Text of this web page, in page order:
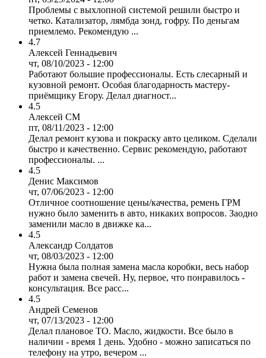
Проблемы с выхлопной системой решили быстро и
четко. Катализатор, лямбда зонд, гофру. По деньгам
приемлемо. Рекомендую ...
4.7
Алексей Геннадьевич
чт, 08/10/2023 - 12:00
Работают большие профессионалы. Есть слесарный и
кузовной ремонт. Особая благодарность мастеру-
приёмщику Егору. Делал диагност...
4.5
Алексей СМ
пт, 08/11/2023 - 12:00
Делал ремонт кузова и покраску авто целиком. Сделали
быстро и качественно. Сервис рекомендую, работают
профессионалы. ...
4.5
Денис Максимов
чт, 07/06/2023 - 12:00
Отличное соотношение цены/качества, ремень ГРМ
нужно было заменить в авто, никаких вопросов. Заодно
заменили масло в движке ка...
4.5
Александр Солдатов
чт, 08/03/2023 - 12:00
Нужна была полная замена масла коробки, весь набор
работ и замена свечей. Ну, первое, что понравилось -
консультация. Все расс...
4.5
Андрей Семенов
чт, 07/13/2023 - 12:00
Делал плановое ТО. Масло, жидкости. Все было в
наличии - время 1 день. Удобно - можно записаться по
телефону на утро, вечером ...